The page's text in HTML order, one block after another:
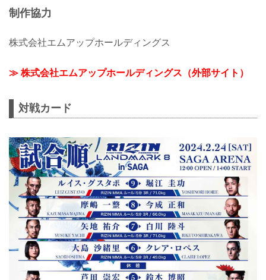
制作協力
株式会社エムアップホールディングス
≫ 株式会社エムアップホールディングス（外部サイト）
対戦カード